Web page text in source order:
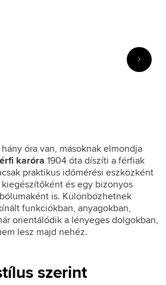
óra van, másoknak elmondja
karóra 1904 óta díszíti a férfiak
praktikus időmérési eszközként
és egy bizonyos
is. Különbözhetnek
funkciókban, anyagokban,
orientálódik a lényeges dolgokban,
lesz majd nehéz.
szerint